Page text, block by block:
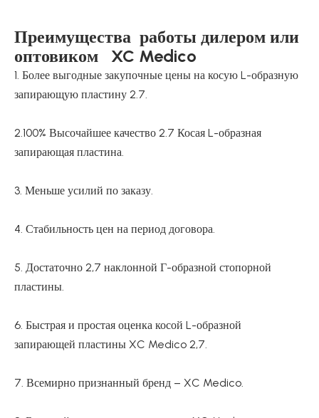
Преимущества работы дилером или
оптовиком XC Medico
1. Более выгодные закупочные цены на косую L-образную
запирающую пластину 2.7.
2.100% Высочайшее качество 2.7 Косая L-образная
запирающая пластина.
3. Меньше усилий по заказу.
4. Стабильность цен на период договора.
5. Достаточно 2,7 наклонной Г-образной стопорной
пластины.
6. Быстрая и простая оценка косой L-образной
запирающей пластины XC Medico 2,7.
7. Всемирно признанный бренд – XC Medico.